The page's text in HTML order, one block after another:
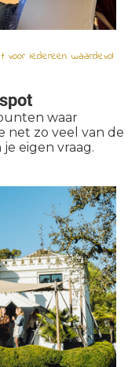
voor iedereen waardevol
waar
net zo veel van de
eigen vraag.